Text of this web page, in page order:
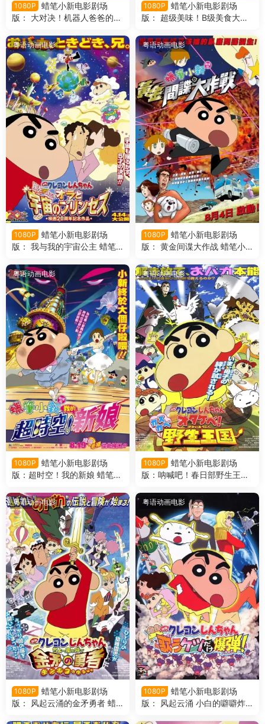
1080P
蜡笔小新电影剧场
版： 大对决！机器人爸爸的反
决一胜负！逆袭的机器人爸爸
粤语版
1080P
蜡笔小新电影剧场
版： 超级美味！B级美食大逃
超级美味！B级美食大逃
亡！！粤语版
粤语动画电影
1080P
蜡笔小新电影剧场
版： 我与我的宇宙公主 蜡笔
涌！我的宇宙公主粤语版
粤语动画电影
1080P
蜡笔小新电影剧场
版： 黄金间谍大作战 蜡笔小
黄金的间谍大作战粤语版
粤语动画电影
1080P
蜡笔小新电影剧场
版：超时空！我的新娘 蜡笔小
风唤雨的我的新娘粤语版
粤语动画电影
1080P
蜡笔小新电影剧场
版：呐喊吧！春日部野生王国
喊！春日部野生王国粤语版
粤语动画电影
1080P
蜡笔小新电影剧场
版： 风起云涌的金矛勇者 蜡
粤语动画电影
1080P
蜡笔小新电影剧场
版： 风起云涌 小白的噼噼炸